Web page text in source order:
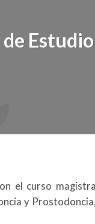
el curso
y